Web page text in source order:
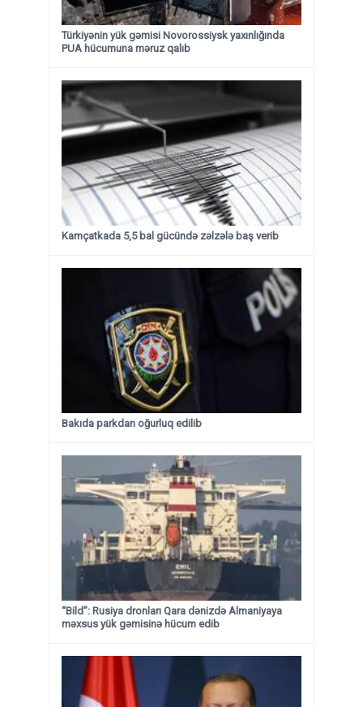
Türkiyənin yük gəmisi Novorossiysk yaxınlığında
PUA hücumuna məruz qalıb
Kamçatkada 5,5 bal gücündə zəlzələ baş verib
Bakıda parkdan oğurluq edilib
“Bild”: Rusiya dronları Qara dənizdə Almaniyaya
məxsus yük gəmisinə hücum edib